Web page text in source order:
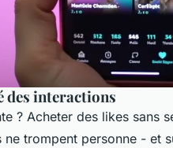
interactions
? Acheter des likes sans
trompent personne - et